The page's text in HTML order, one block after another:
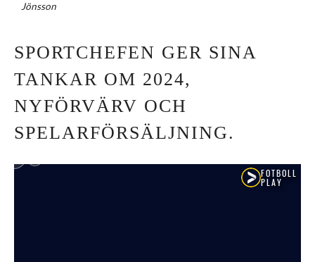
Jönsson
SPORTCHEFEN GER SINA
TANKAR OM 2024,
NYFÖRVÄRV OCH
SPELARFÖRSÄLJNING.